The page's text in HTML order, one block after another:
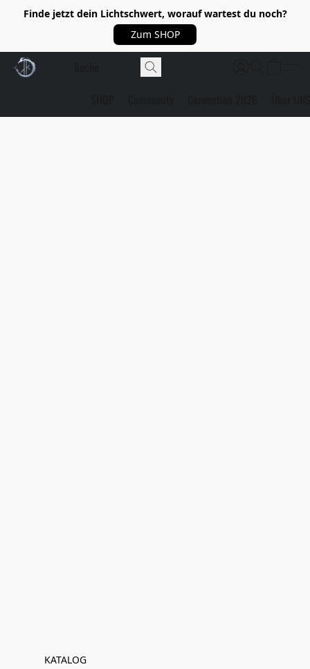
Finde jetzt dein Lichtschwert, worauf wartest du noch?
Zum SHOP
KATALOG